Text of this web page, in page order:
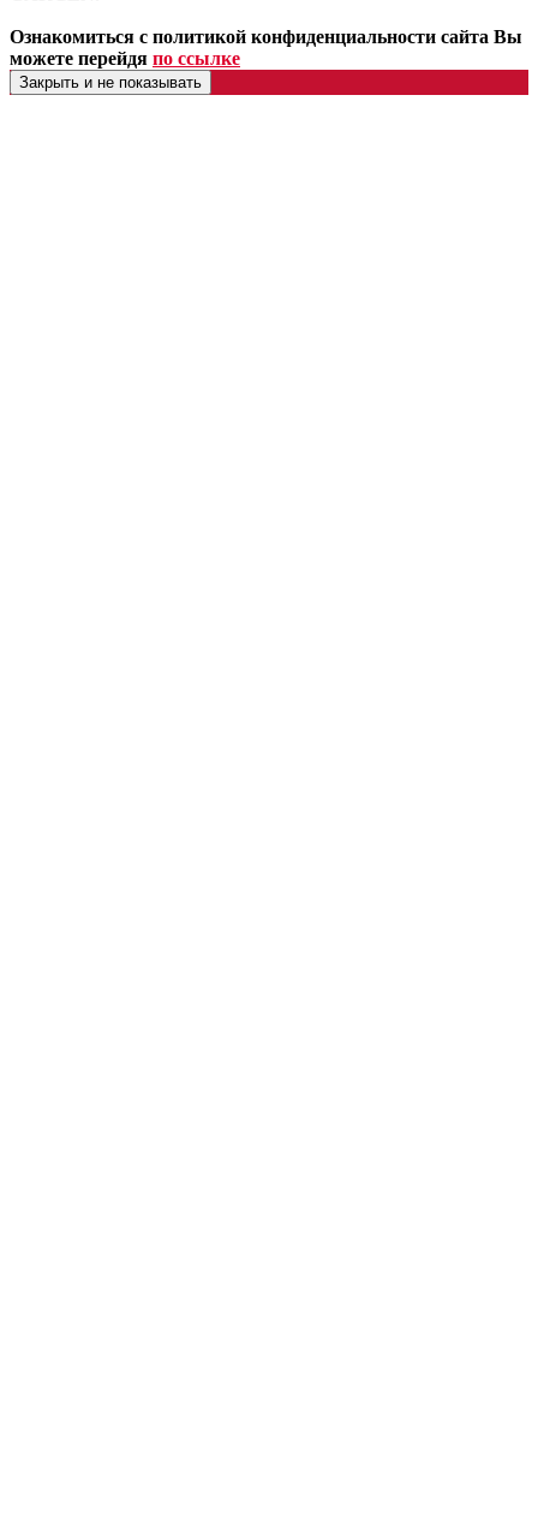
Ознакомиться с политикой конфиденциальности сайта Вы
можете перейдя по ссылке
Закрыть и не показывать